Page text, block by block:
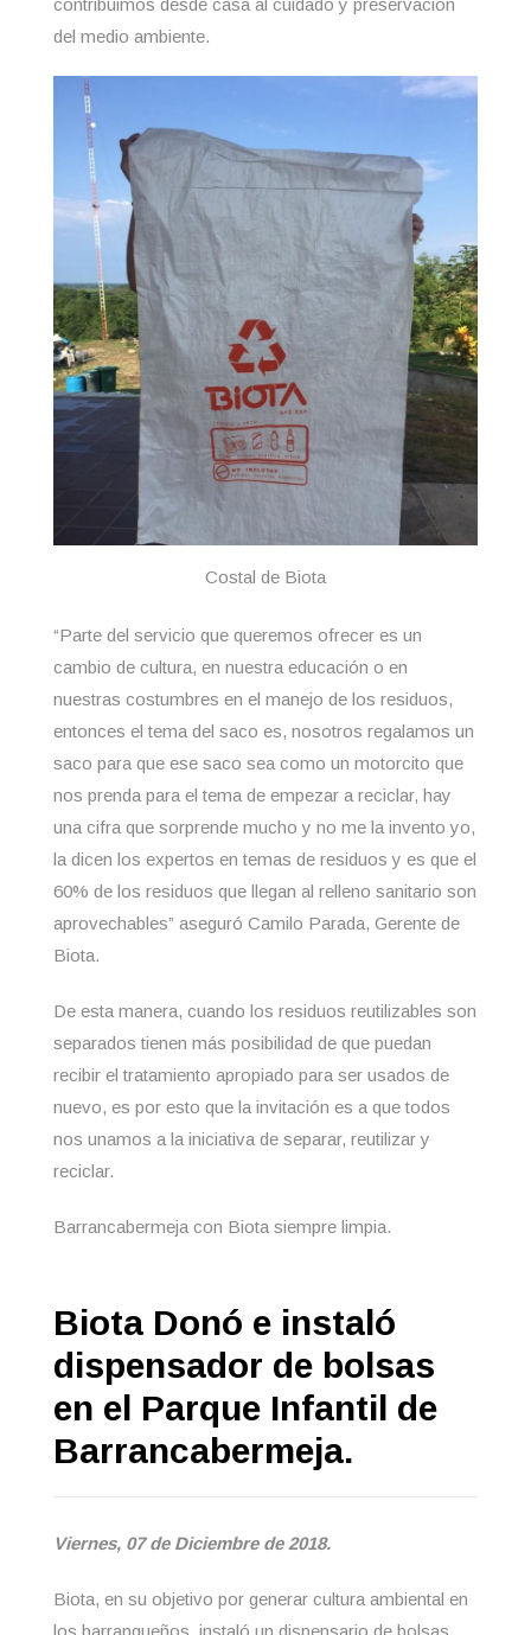
del medio ambiente.
Costal de Biota
“Parte del servicio que queremos ofrecer es un
cambio de cultura, en nuestra educación o en
nuestras costumbres en el manejo de los residuos,
entonces el tema del saco es, nosotros regalamos un
saco para que ese saco sea como un motorcito que
nos prenda para el tema de empezar a reciclar, hay
una cifra que sorprende mucho y no me la invento yo,
la dicen los expertos en temas de residuos y es que el
60% de los residuos que llegan al relleno sanitario son
aprovechables” aseguró Camilo Parada, Gerente de
Biota.
De esta manera, cuando los residuos reutilizables son
separados tienen más posibilidad de que puedan
recibir el tratamiento apropiado para ser usados de
nuevo, es por esto que la invitación es a que todos
nos unamos a la iniciativa de separar, reutilizar y
reciclar.
Barrancabermeja con Biota siempre limpia.
Biota Donó e instaló
dispensador de bolsas
en el Parque Infantil de
Barrancabermeja.
Viernes, 07 de Diciembre de 2018.
Biota, en su objetivo por generar cultura ambiental en
los barranqueños, instaló un dispensario de bolsas